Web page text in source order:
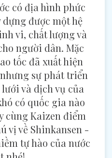
có địa hình phức
được một hệ
vi, chất lượng và
người dân. Mặc
tốc đã xuất hiện
sự phát triển
và dịch vụ của
có quốc gia nào
cùng Kaizen điểm
vị về Shinkansen -
tự hào của nước